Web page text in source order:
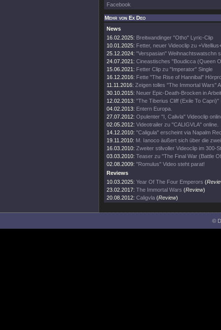
Facebook
Mehr von Ex Deo
News
16.02.2025: Breitwandinger "Otho" Lyric-Clip
10.01.2025: Fetter, neuer Videoclip zu
25.12.2024: "Verspasian" Weihnachtswatschn
24.07.2021: Cineastisches "Boudicca (Queen
15.06.2021: Fetter Clip zu "Imperator" Single
16.12.2016: Fette "The Rise of Hannibal"
11.11.2016: Zeigen tolles "The Immortal Wars"
30.10.2015: Neuer Epic-Death-Brocken in
12.02.2013: "The Tiberius Cliff (Exile To Capri)"
04.02.2013: Entern Europa.
27.07.2012: Opulenter "I, Calivla" Videoclip
02.05.2012: Videotrailer zu "CALIGVLA" online.
14.12.2010: "Caligula" erscheint via Napalm
19.11.2010: M. Ianoco äußert sich über die
16.03.2010: Zweiter stilvoller Videoclip im 300-
03.03.2010: Teaser zu "The Final War (Battle
02.08.2009: "Romulus" Video steht parat!
Reviews
10.03.2025: Year Of The Four Emperors (
23.02.2017: The Immortal Wars (Review)
20.08.2012: Caligvla (Review)
©